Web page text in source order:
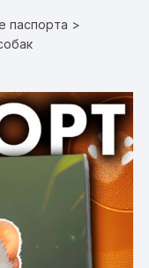
паспорта >